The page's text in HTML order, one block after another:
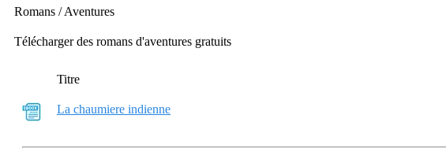
Romans / Aventures
Télécharger des romans d'aventures gratuits
Titre
La chaumiere indienne